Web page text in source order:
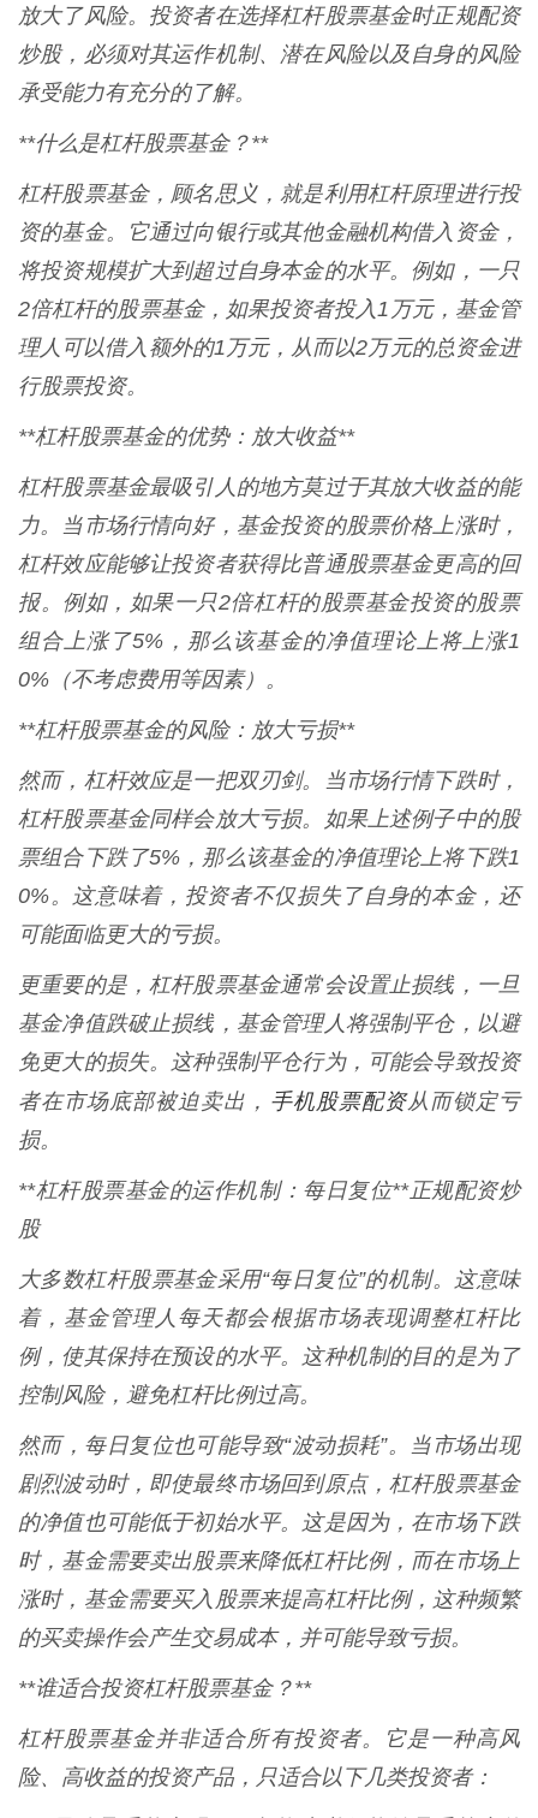
放大了风险。投资者在选择杠杆股票基金时正规配资
炒股，必须对其运作机制、潜在风险以及自身的风险
承受能力有充分的了解。
**什么是杠杆股票基金？**
杠杆股票基金，顾名思义，就是利用杠杆原理进行投
资的基金。它通过向银行或其他金融机构借入资金，
将投资规模扩大到超过自身本金的水平。例如，一只
2倍杠杆的股票基金，如果投资者投入1万元，基金管
理人可以借入额外的1万元，从而以2万元的总资金进
行股票投资。
**杠杆股票基金的优势：放大收益**
杠杆股票基金最吸引人的地方莫过于其放大收益的能
力。当市场行情向好，基金投资的股票价格上涨时，
杠杆效应能够让投资者获得比普通股票基金更高的回
报。例如，如果一只2倍杠杆的股票基金投资的股票
组合上涨了5%，那么该基金的净值理论上将上涨1
0%（不考虑费用等因素）。
**杠杆股票基金的风险：放大亏损**
然而，杠杆效应是一把双刃剑。当市场行情下跌时，
杠杆股票基金同样会放大亏损。如果上述例子中的股
票组合下跌了5%，那么该基金的净值理论上将下跌1
0%。这意味着，投资者不仅损失了自身的本金，还
可能面临更大的亏损。
更重要的是，杠杆股票基金通常会设置止损线，一旦
基金净值跌破止损线，基金管理人将强制平仓，以避
免更大的损失。这种强制平仓行为，可能会导致投资
者在市场底部被迫卖出， 手机股票配资从而锁定亏
损。
**杠杆股票基金的运作机制：每日复位**正规配资炒
股
大多数杠杆股票基金采用“每日复位”的机制。这意味
着，基金管理人每天都会根据市场表现调整杠杆比
例，使其保持在预设的水平。这种机制的目的是为了
控制风险，避免杠杆比例过高。
然而，每日复位也可能导致“波动损耗”。当市场出现
剧烈波动时，即使最终市场回到原点，杠杆股票基金
的净值也可能低于初始水平。这是因为，在市场下跌
时，基金需要卖出股票来降低杠杆比例，而在市场上
涨时，基金需要买入股票来提高杠杆比例，这种频繁
的买卖操作会产生交易成本，并可能导致亏损。
**谁适合投资杠杆股票基金？**
杠杆股票基金并非适合所有投资者。它是一种高风
险、高收益的投资产品，只适合以下几类投资者：